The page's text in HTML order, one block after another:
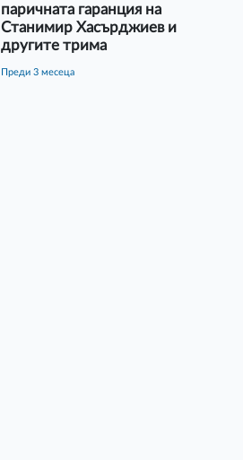
паричната гаранция на
Станимир Хасърджиев и
другите трима
преди 3 месеца